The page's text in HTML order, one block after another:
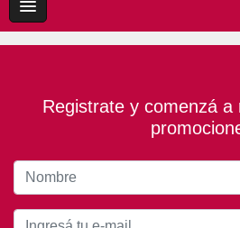
Registrate y comenzá a